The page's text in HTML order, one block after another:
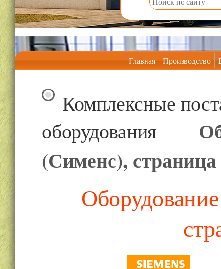
Главная Производство
Комплексные
оборудования—
(Сименс), страница